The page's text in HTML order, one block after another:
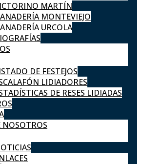
MARTÍN
MONTEVIEJO
URCOLA
DE FESTEJOS
LIDIADORES
DE RESES LIDIADAS
NOSOTROS